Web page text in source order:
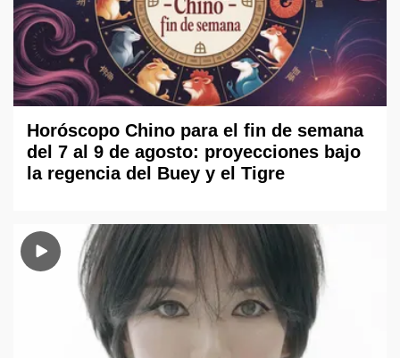
Horóscopo Chino para el fin de semana
del 7 al 9 de agosto: proyecciones bajo
la regencia del Buey y el Tigre